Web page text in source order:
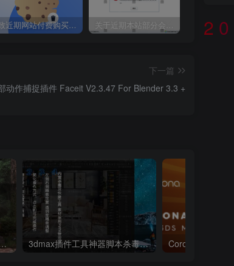
致近期网站付费购买资源及会员用户后，网页显示依然没有购买解决方法！ 关于近期本站部分会员反馈解压文件解压到一半失败出错的说明
下一篇
动作捕捉插件 Faceit V2.3.47 For Blender 3.3 +
布插件 For 3DSMAX 2014 ~ 2024 汉化永久版 3dmax插件工具神器脚本杀毒软件3dmax一键工具脚本插件渲染工具箱自动杀毒防御
2 0